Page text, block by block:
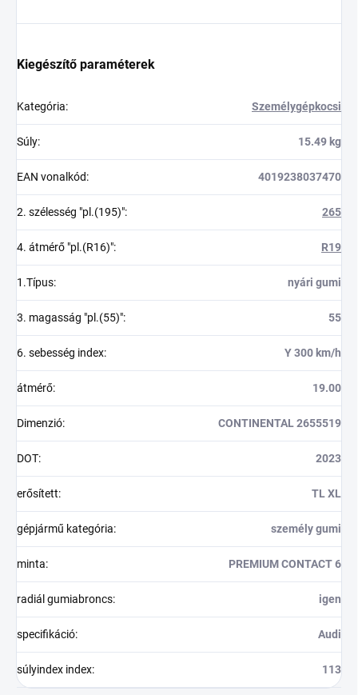
Kiegészítő paraméterek
Kategória: Személygépkocsi
Súly: 15.49 kg
EAN vonalkód: 4019238037470
2. szélesség "pl.(195)": 265
4. átmérő "pl.(R16)": R19
1.Típus: nyári gumi
3. magasság "pl.(55)": 55
6. sebesség index: Y 300 km/h
átmérő: 19.00
Dimenzió: CONTINENTAL 2655519
DOT: 2023
erősített: TL XL
gépjármű kategória: személy gumi
minta: PREMIUM CONTACT 6
radiál gumiabroncs: igen
specifikáció: Audi
súlyindex index: 113